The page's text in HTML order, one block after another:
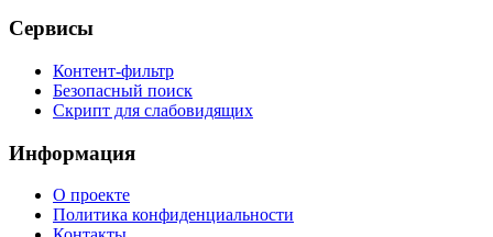
Сервисы
Контент-фильтр
Безопасный поиск
Скрипт для слабовидящих
Информация
О проекте
Политика конфиденциальности